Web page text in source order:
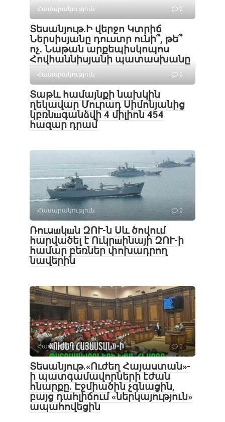
Հասարակություն 0
Տեսանյութ․Ի վերջո Կտրիճ
Ներսիսյանը դուստր ունի՞, թե՞
ոչ. Նաթան արքեպիսկոպոս
Հովհաննիսյանի պատասխանը
Հասարակություն 0
Տաթև համայնքի նախկին
ղեկավար Մուրադ Սիմոնյանից
կբռնшգանձվի 4 միլիոն 454
հազար դրամ
Հասարակություն 0
Ռուսшկшն ԶՈՒ-ն Սև ծովում
հարվածել է Ուկրшինայի ԶՈՒ-ի
համար բեռներ փոխադրող
նավերին
Հասարակություն 0
Տեսանյութ․«Ուժեղ Հայաստան»-
ի պատգամավորների էժան
հնարքը. Էջմիածին չգնացին,
բայց դահլիճում «ներկայություն»
ապահովեցին